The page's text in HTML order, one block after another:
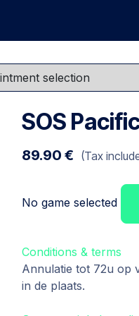
SOS
89.90 € (Tax
No game selected
Conditions & terms
Annulatie tot 72u op
in de plaats.